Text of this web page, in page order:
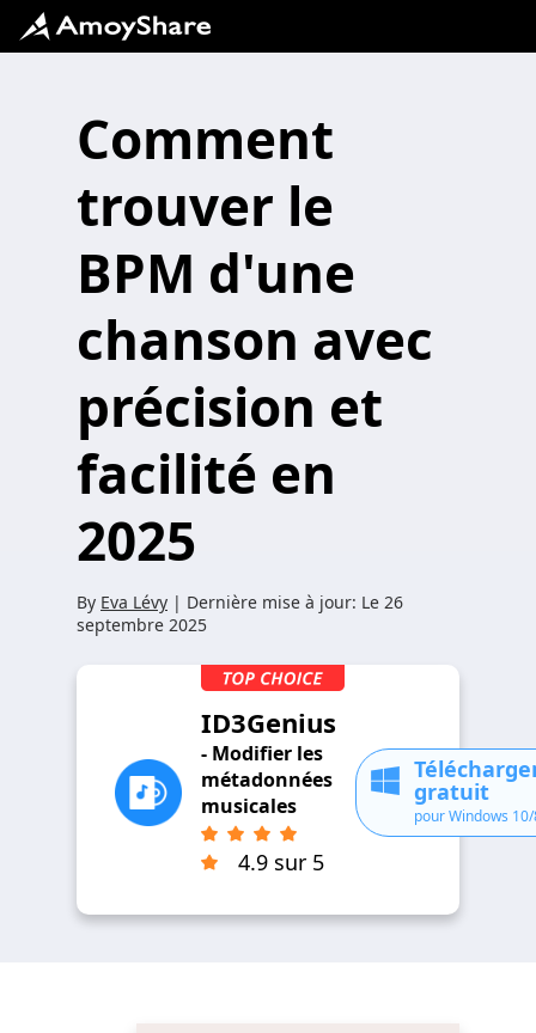
Comment
trouver le
BPM d'une
chanson avec
précision et
facilité en
2025
By Eva Lévy | Dernière mise à jour: Le 26
septembre 2025
ID3Genius
- Modifier les
métadonnées
musicales
4.9 sur 5
gratuit
pour Windows